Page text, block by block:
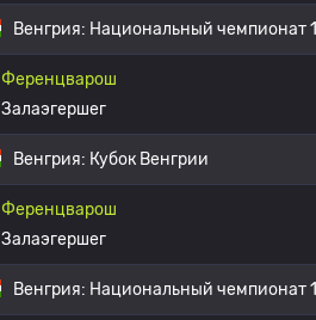
Венгрия: Национальный чемпионат 1
Ференцварош
Залаэгершег
Венгрия: Кубок Венгрии
Ференцварош
Залаэгершег
Венгрия: Национальный чемпионат 1